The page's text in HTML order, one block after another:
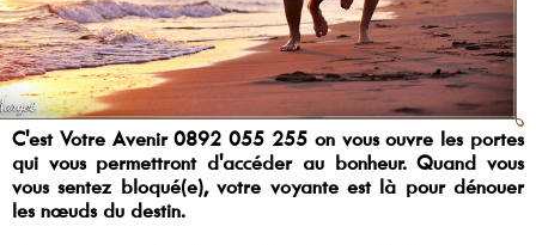
C'est Votre Avenir 0892 055 255 on vous ouvre les portes
qui vous permettront d'accéder au bonheur. Quand vous
vous sentez bloqué(e), votre voyante est là pour dénouer
les nœuds du destin.